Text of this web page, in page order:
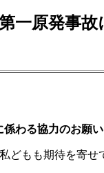
一原発事
係わる協力のお願い
どもも期待を寄せ